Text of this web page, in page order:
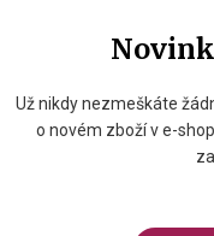
Už nikdy nezmeškáte
o novém zboží v e-